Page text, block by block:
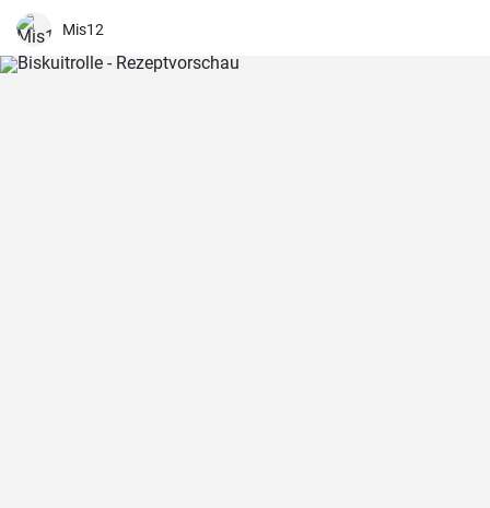
Tomatensauce. Ein deftiges und schnelles Gericht, das eine
Mahlzeit für die ganze Familie oder Freunde bietet.
Mis12